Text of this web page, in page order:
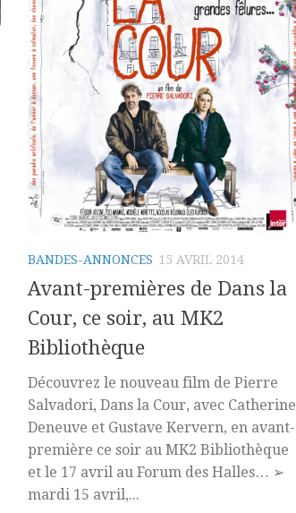
BANDES-ANNONCES 15 AVRIL 2014
Avant-premières de Dans la
Cour, ce soir, au MK2
Bibliothèque
Découvrez le nouveau film de Pierre
Salvadori, Dans la Cour, avec Catherine
Deneuve et Gustave Kervern, en avant-
première ce soir au MK2 Bibliothèque
et le 17 avril au Forum des Halles… ➢
mardi 15 avril,...